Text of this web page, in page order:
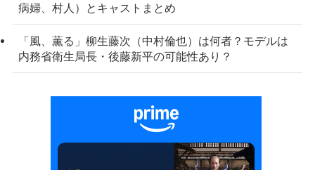
病婦、村人）とキャストまとめ
「風、薫る」柳生藤次（中村倫也）は何者？モデルは
内務省衛生局長・後藤新平の可能性あり？